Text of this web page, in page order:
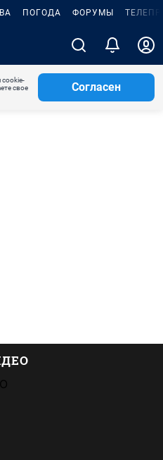
ПОГОДА ФОРУМЫ
свое
Согласен